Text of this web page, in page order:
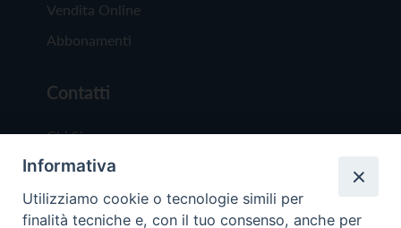
Vendita Online
Abbonamenti
Contatti
Chi Siamo
Redazione
Scrivici
Informativa
Utilizziamo cookie o tecnologie simili per
finalità tecniche e, con il tuo consenso, anche per